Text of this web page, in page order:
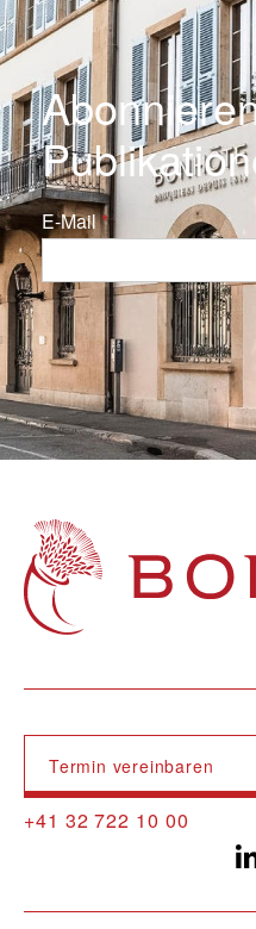
E-Mail
Navigation principale
Termin vereinbaren
+41 32 722 10 00